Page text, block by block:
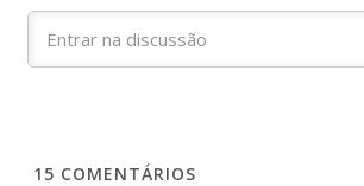
15 COMENTÁRIOS